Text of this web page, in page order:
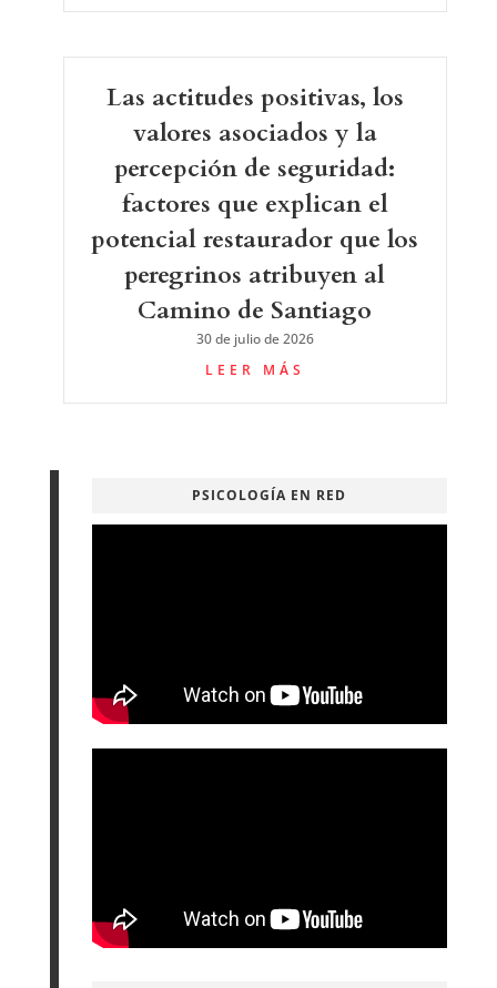
Las actitudes positivas, los
valores asociados y la
percepción de seguridad:
factores que explican el
potencial restaurador que los
peregrinos atribuyen al
Camino de Santiago
30 de julio de 2026
LEER MÁS
PSICOLOGÍA EN RED